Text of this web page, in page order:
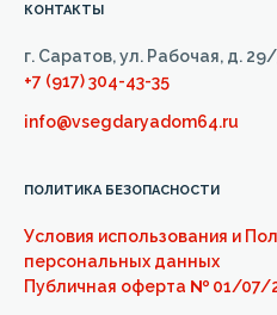
КОНТАКТЫ
г. Саратов, ул. Рабочая, д.
+7 (917) 304-43-35
info@vsegdaryadom64.ru
ПОЛИТИКА БЕЗОПАСНОСТИ
Условия использования и
персональных данных
Публичная оферта № 01/07/